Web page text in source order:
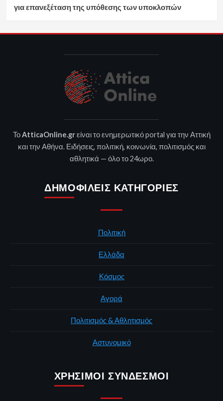
για επανεξέταση της υπόθεσης των υποκλοπών
ΤοAtticaOnline.grείναι το ενημερωτικό portal για την Αττική
και την Αθήνα. Ειδήσεις, πολιτική, κοινωνία, πολιτισμός και
αθλητικά — όλο το 24ωρο.
ΔΗΜΟΦΙΛΕΊΣ ΚΑΤΗΓΟΡΊΕΣ
Πολιτική
Ελλάδα
Κόσμος
Αγορά
Πολιτισμός & Αθλητισμός
Αστυνομικό
ΧΡΉΣΙΜΟΙ ΣΎΝΔΕΣΜΟΙ